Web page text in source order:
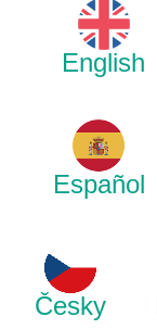
English
Español
Česky